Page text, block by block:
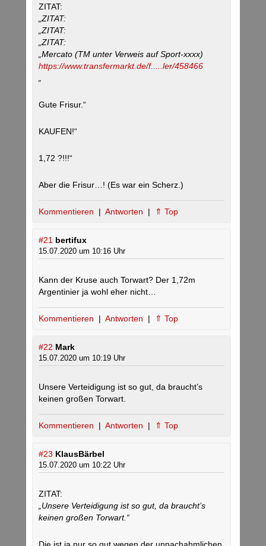
ZITAT:
„ZITAT:
„ZITAT:
„ZITAT:
„Mercato (TM unter Verweis auf Sport-xxxx)
https://www.transfermarkt.de/f.....ler/458466
Gute Frisur.“
KAUFEN!“
1,72 ?!!!“
Aber die Frisur…! (Es war ein Scherz.)
Kommentieren | Antworten | ⇑ Top
#21 bertifux
15.07.2020 um 10:16 Uhr
Kann der Kruse auch Torwart? Der 1,72m
Argentinier ja wohl eher nicht…
Kommentieren | Antworten | ⇑ Top
#22 Mark
15.07.2020 um 10:19 Uhr
Unsere Verteidigung ist so gut, da braucht’s
keinen großen Torwart.
Kommentieren | Antworten | ⇑ Top
#23 KlausBärbel
15.07.2020 um 10:22 Uhr
ZITAT:
„Unsere Verteidigung ist so gut, da braucht’s
keinen großen Torwart.“